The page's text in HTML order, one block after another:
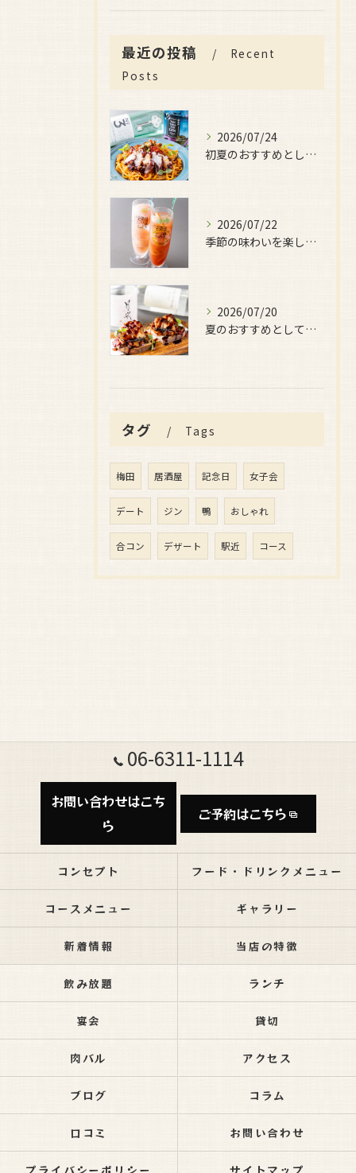
最近の投稿
Recent
Posts
2026/07/24
初夏のおすすめとしてご用意しているのが、
2026/07/22
季節の味わいを楽しみたい日におすすめなのが、
2026/07/20
夏のおすすめとしてぜひ味わっていただきたいのが、
タグ Tags
梅田 居酒屋 記念日 女子会
デート ジン 鴨 おしゃれ
合コン デザート 駅近 コース
06-6311-1114
お問い合わせはこち
ら
ご予約はこちら
コンセプト フード・ドリンクメニュー
コースメニュー ギャラリー
新着情報 当店の特徴
飲み放題 ランチ
宴会 貸切
肉バル アクセス
ブログ コラム
口コミ お問い合わせ
プライバシーポリシー サイトマップ